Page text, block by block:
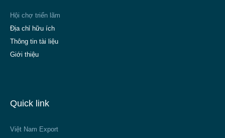
Hội chợ triển lãm
Địa chỉ hữu ích
Thông tin tài liệu
Giới thiệu
Quick link
Việt Nam Export